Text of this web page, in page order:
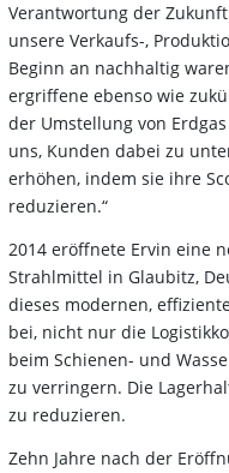
Verantwortung der
unsere Verkaufs-,
Beginn an nachhaltig
ergriffene ebenso wie
der Umstellung von
uns, Kunden dabei zu
erhöhen, indem sie ihre
reduzieren.“
2014 eröffnete Ervin eine
Strahlmittel in Glaubitz,
dieses modernen,
bei, nicht nur die
beim Schienen- und
zu verringern. Die
zu reduzieren.
Zehn Jahre nach der